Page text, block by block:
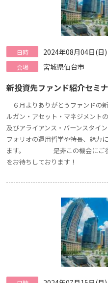
日時 2024年08月04日(日)
会場 宮城県仙台市
新投資先ファンド紹介セミ
６月よりありがとうファンドの
ルガン・アセット・マネジメント
及びアライアンス・バーンスタイ
フォリオの運用哲学や特長、魅力
ます。 是非この機会にご参加
をお待ちしております！